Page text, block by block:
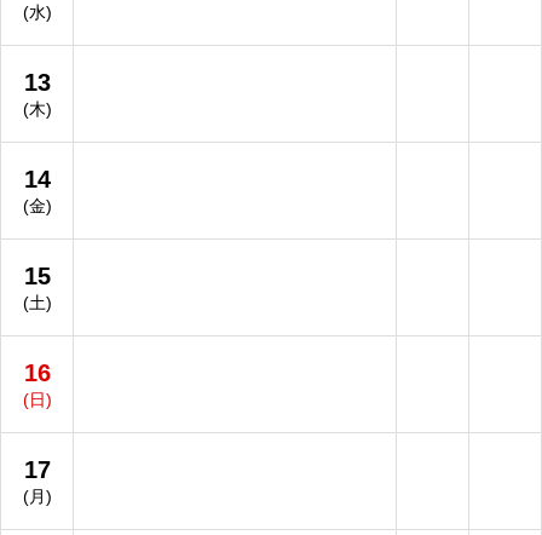
(水)
13
(木)
14
(金)
15
(土)
16
(日)
17
(月)